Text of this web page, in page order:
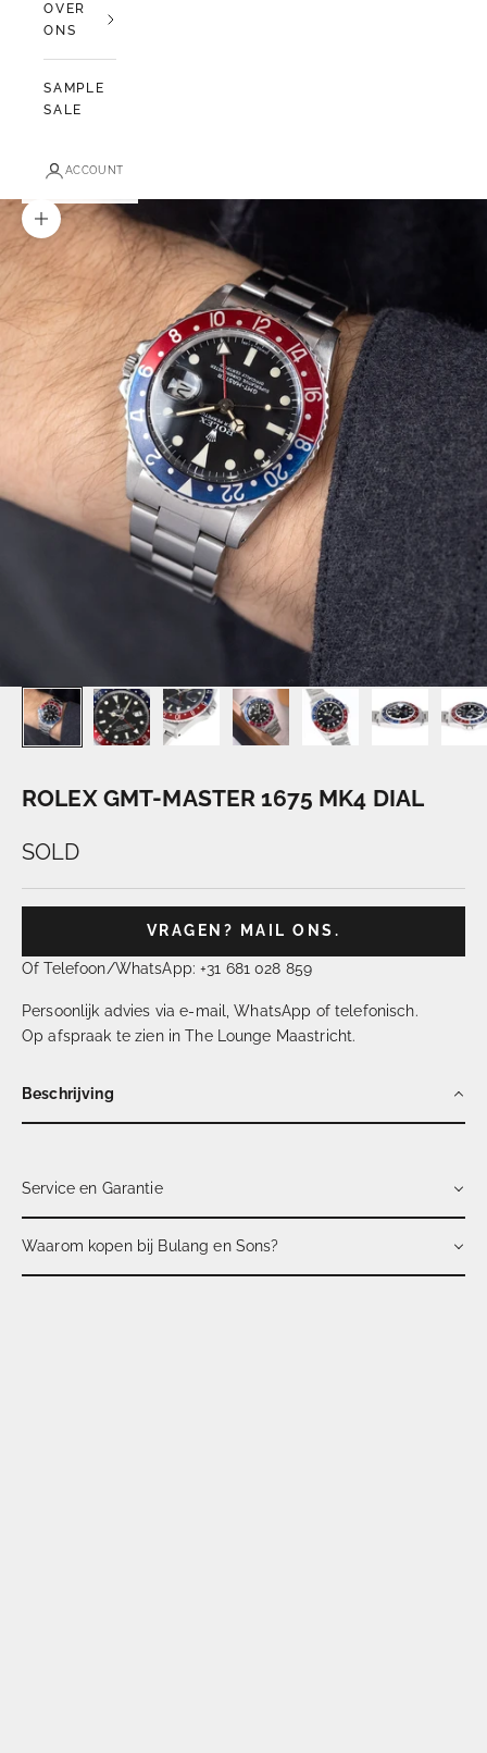
OVER
ONS
SAMPLE
SALE
ACCOUNT
In-/uitzoomen
ROLEX GMT-MASTER 1675 MK4 DIAL
SOLD
VRAGEN? MAIL ONS.
Of Telefoon/WhatsApp: +31 681 028 859
Persoonlijk advies via e-mail, WhatsApp of telefonisch.
Op afspraak te zien in The Lounge Maastricht.
Beschrijving
Service en Garantie
Waarom kopen bij Bulang en Sons?